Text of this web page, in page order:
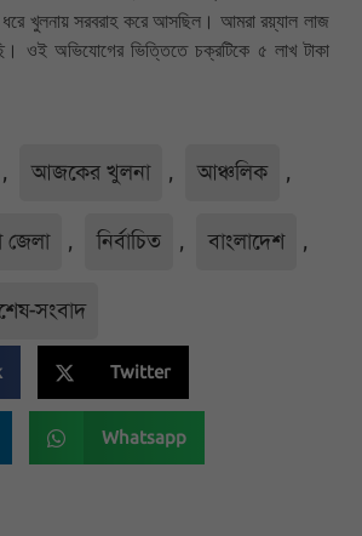
ধরে খুলনায় সরবরাহ করে আসছিল। আমরা রয়্যাল লাজ
ওই অভিযোগের ভিত্তিতে চক্রটিকে ৫ লাখ টাকা
, আজকের খুলনা , আঞ্চলিক ,
জেলা , নির্বাচিত , বাংলাদেশ ,
সংবাদ
Twitter
Whatsapp